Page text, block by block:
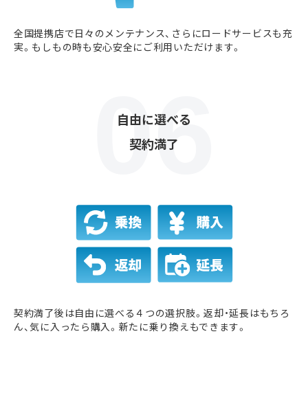
全国提携店で日々のメンテナンス、さらにロードサービスも充
実。もしもの時も安心安全にご利用いただけます。
自由に選べる
契約満了
契約満了後は自由に選べる４つの選択肢。返却・延長はもちろ
ん、気に入ったら購入。新たに乗り換えもできます。